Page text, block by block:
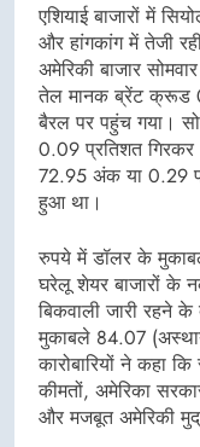
एशियाई बाजारों में
और हांगकांग में तेजी
अमेरिकी बाजार
तेल मानक ब्रेंट क्रूड
बैरल पर पहुंच गया।
0.09 प्रतिशत
72.95 अंक या 0.29
हुआ था।
रुपये में डॉलर के
घरेलू शेयर बाजारों के
बिकवाली जारी रहने
मुकाबले 84.07
कारोबारियों ने कहा
कीमतों, अमेरिका
और मजबूत अमेरिकी